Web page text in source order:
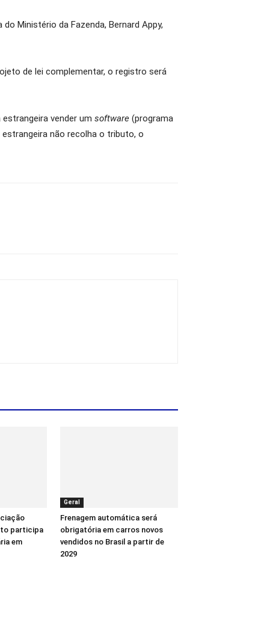
Ministério da Fazenda, Bernard Appy,
de lei complementar, o registro será
vender um software (programa
não recolha o tributo, o
participa
em
Geral
Frenagem automática será
obrigatória em carros novos
vendidos no Brasil a partir de
2029